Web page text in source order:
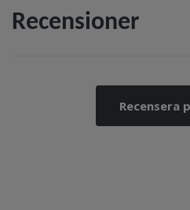
Recensioner
Recensera